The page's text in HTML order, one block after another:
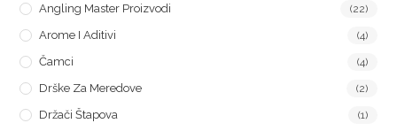
Angling Master Proizvodi (22)
Arome I Aditivi (4)
Čamci (4)
Drške Za Meredove (2)
Držači Štapova (1)